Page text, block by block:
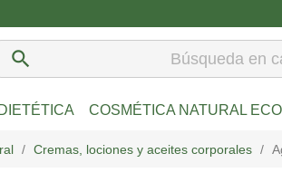
search
DIETÉTICA COSMÉTICA NATURAL
cremas, lociones y aceites corporales